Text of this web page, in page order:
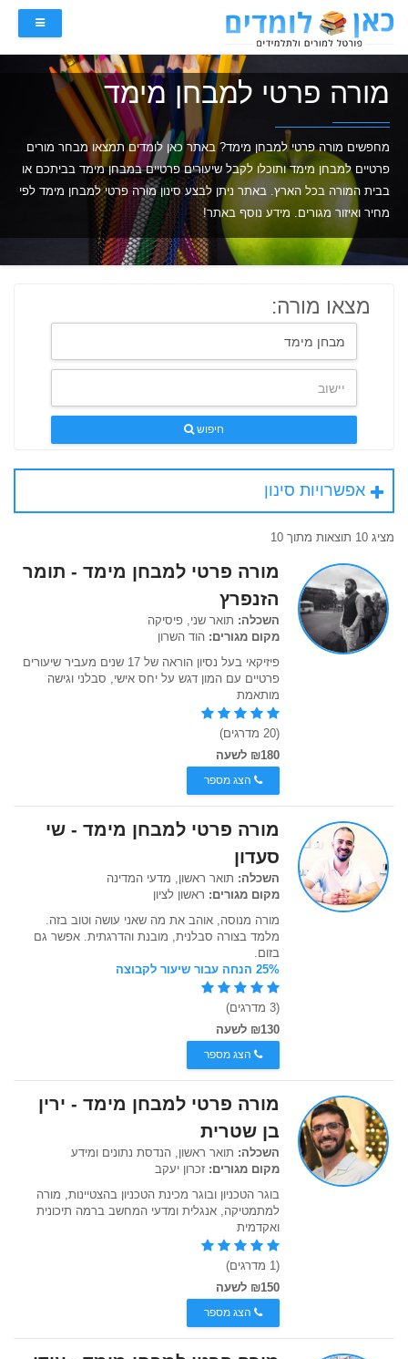
מורה פרטי למבחן מימד
מחפשים מורה פרטי למבחן מימד? באתר כאן לומדים תמצאו מבחר מורים
פרטיים למבחן מימד ותוכלו לקבל שיעורים פרטיים במבחן מימד בביתכם או
בבית המורה בכל הארץ. באתר ניתן לבצע סינון מורה פרטי למבחן מימד לפי
מחיר ואיזור מגורים. מידע נוסף באתר!
מצאו מורה:
חיפוש
אפשרויות סינון
מציג 10 תוצאות מתוך 10
מורה פרטי למבחן מימד - תומר
הזנפרץ
השכלה: תואר שני, פיסיקה
מקום מגורים: הוד השרון
פיזיקאי בעל נסיון הוראה של 17 שנים מעביר שיעורים
פרטיים עם המון דגש על יחס אישי, סבלני וגישה
מותאמת
(20 מדרגים)
₪180 לשעה
הצג מספר
מורה פרטי למבחן מימד - שי
סעדון
השכלה: תואר ראשון, מדעי המדינה
מקום מגורים: ראשון לציון
מורה מנוסה, אוהב את מה שאני עושה וטוב בזה.
מלמד בצורה סבלנית, מובנת והדרגתית. אפשר גם
בזום.
25% הנחה עבור שיעור לקבוצה
(3 מדרגים)
₪130 לשעה
הצג מספר
מורה פרטי למבחן מימד - ירין
בן שטרית
השכלה: תואר ראשון, הנדסת נתונים ומידע
מקום מגורים: זכרון יעקב
בוגר הטכניון ובוגר מכינת הטכניון בהצטיינות, מורה
למתמטיקה, אנגלית ומדעי המחשב ברמה תיכונית
ואקדמית
(1 מדרגים)
₪150 לשעה
הצג מספר